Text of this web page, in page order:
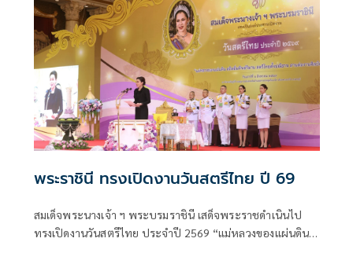
Royal Flora)
พระราชินี ทรงเปิดงานวันสตรีไทย ปี 69
สมเด็จพระนางเจ้า ฯ พระบรมราชินี เสด็จพระราชดำเนินไป
ทรงเปิดงานวันสตรีไทย ประจำปี 2569 “แม่หลวงของแผ่นดิน